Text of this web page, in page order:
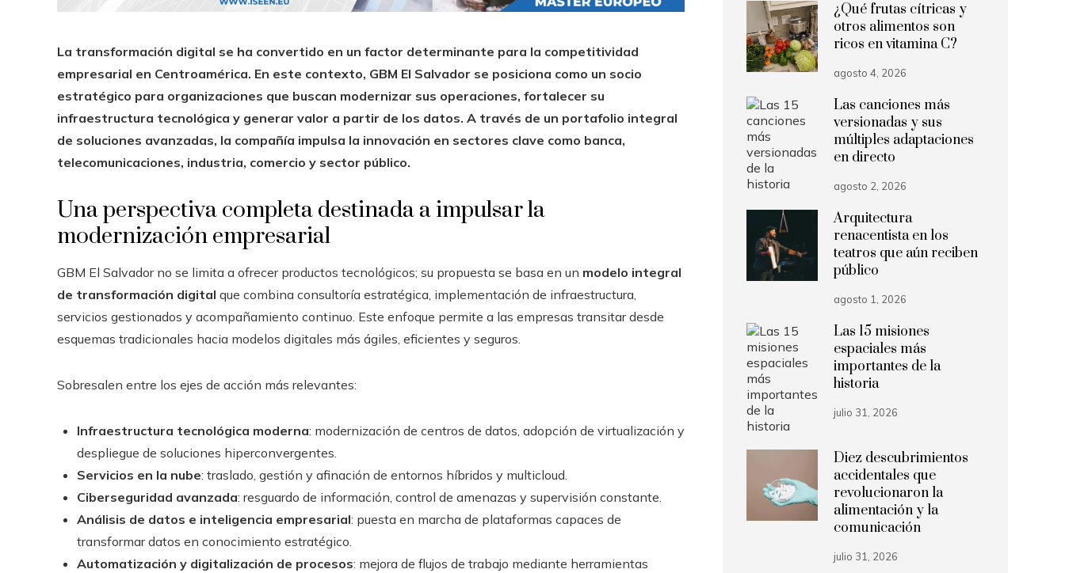
La transformación digital se ha convertido en un factor determinante para la competitividad
empresarial en Centroamérica. En este contexto, GBM El Salvador se posiciona como un socio
estratégico para organizaciones que buscan modernizar sus operaciones, fortalecer su
infraestructura tecnológica y generar valor a partir de los datos. A través de un portafolio integral
de soluciones avanzadas, la compañía impulsa la innovación en sectores clave como banca,
telecomunicaciones, industria, comercio y sector público.
Una perspectiva completa destinada a impulsar la
modernización empresarial
GBM El Salvador no se limita a ofrecer productos tecnológicos; su propuesta se basa en un modelo integral
de transformación digital que combina consultoría estratégica, implementación de infraestructura,
servicios gestionados y acompañamiento continuo. Este enfoque permite a las empresas transitar desde
esquemas tradicionales hacia modelos digitales más ágiles, eficientes y seguros.
Sobresalen entre los ejes de acción más relevantes:
Infraestructura tecnológica moderna: modernización de centros de datos, adopción de virtualización y
despliegue de soluciones hiperconvergentes.
Servicios en la nube: traslado, gestión y afinación de entornos híbridos y multicloud.
Ciberseguridad avanzada: resguardo de información, control de amenazas y supervisión constante.
Análisis de datos e inteligencia empresarial: puesta en marcha de plataformas capaces de
transformar datos en conocimiento estratégico.
Automatización y digitalización de procesos: mejora de flujos de trabajo mediante herramientas
¿Qué frutas cítricas y
otros alimentos son
ricos en vitamina C?
agosto 4, 2026
Las canciones más
versionadas y sus
múltiples adaptaciones
en directo
agosto 2, 2026
Arquitectura
renacentista en los
teatros que aún reciben
público
agosto 1, 2026
Las 15 misiones
espaciales más
importantes de la
historia
julio 31, 2026
Diez descubrimientos
accidentales que
revolucionaron la
alimentación y la
comunicación
julio 31, 2026